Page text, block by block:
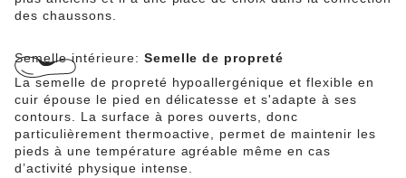
des chaussons.
Semelle intérieure: Semelle de propreté
La semelle de propreté hypoallergénique et flexible en
cuir épouse le pied en délicatesse et s'adapte à ses
contours. La surface à pores ouverts, donc
particulièrement thermoactive, permet de maintenir les
pieds à une température agréable même en cas
d’activité physique intense.